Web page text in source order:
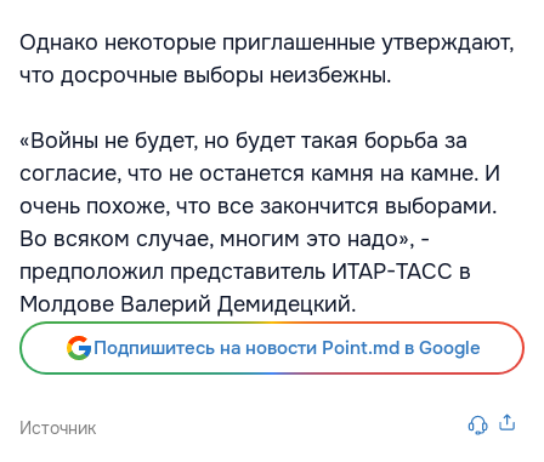
Однако некоторые приглашенные утверждают,
что досрочные выборы неизбежны.
«Войны не будет, но будет такая борьба за
согласие, что не останется камня на камне. И
очень похоже, что все закончится выборами.
Во всяком случае, многим это надо», -
предположил представитель ИТАР-ТАСС в
Молдове Валерий Демидецкий.
Подпишитесь на новости Point.md в Google
Источник